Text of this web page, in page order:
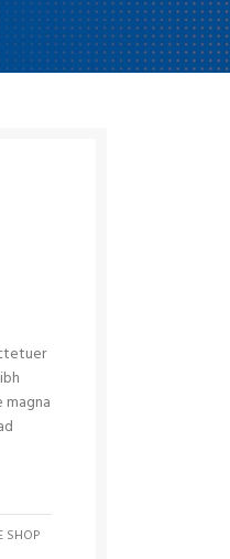
SHOP